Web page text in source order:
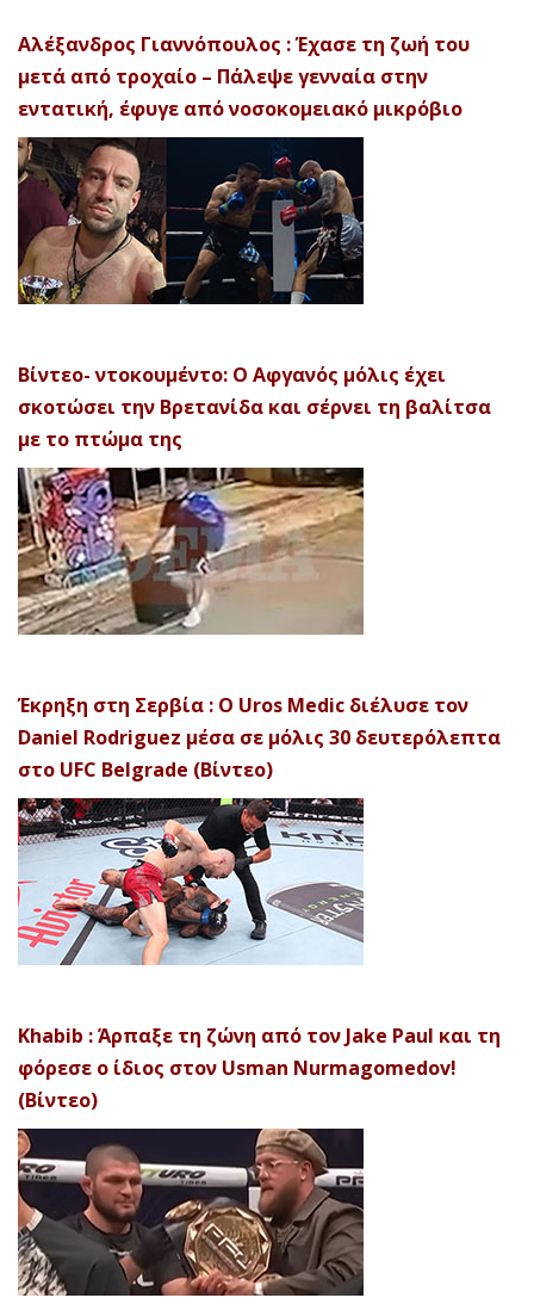
Αλέξανδρος Γιαννόπουλος : Έχασε τη ζωή του
μετά από τροχαίο – Πάλεψε γενναία στην
εντατική, έφυγε από νοσοκομειακό μικρόβιο
Βίντεο- ντοκουμέντο: Ο Αφγανός μόλις έχει
σκοτώσει την Βρετανίδα και σέρνει τη βαλίτσα
με το πτώμα της
Έκρηξη στη Σερβία : Ο Uros Medic διέλυσε τον
Daniel Rodriguez μέσα σε μόλις 30 δευτερόλεπτα
στο UFC Belgrade (Βίντεο)
Khabib : Άρπαξε τη ζώνη από τον Jake Paul και τη
φόρεσε ο ίδιος στον Usman Nurmagomedov!
(Βίντεο)